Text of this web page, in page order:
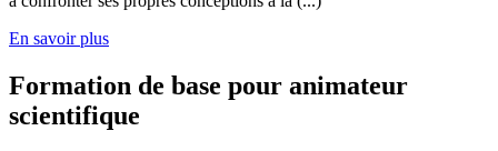
En savoir plus
Formation de base pour animateur
scientifique